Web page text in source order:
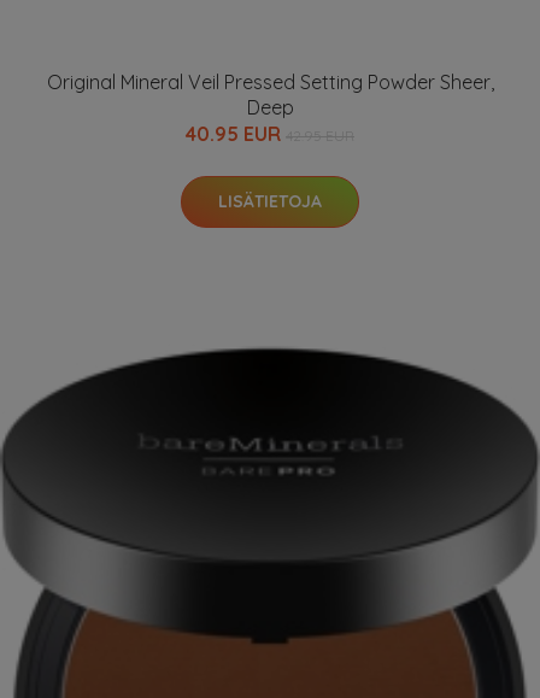
Original Mineral Veil Pressed Setting Powder Sheer,
Deep
40.95 EUR
LISÄTIETOJA